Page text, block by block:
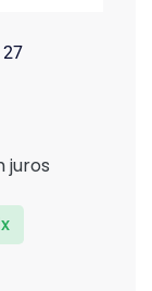
juros